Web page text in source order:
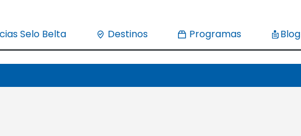
Selo Belta Destinos Programas Blog